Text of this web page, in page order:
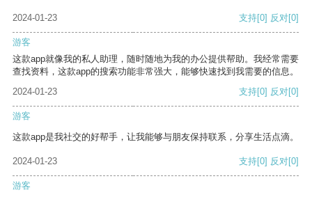
2024-01-23 支持[0] 反对[0]
游客
这款app就像我的私人助理，随时随地为我的办公提供帮助。我经常需要
查找资料，这款app的搜索功能非常强大，能够快速找到我需要的信息。
2024-01-23
支持[0] 反对[0]
游客
这款app是我社交的好帮手，让我能够与朋友保持联系，分享生活点滴。
2024-01-23 支持[0] 反对[0]
游客